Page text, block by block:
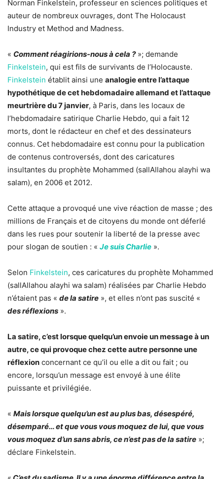
Norman Finkelstein, professeur en sciences politiques et
auteur de nombreux ouvrages, dont The Holocaust
Industry et Method and Madness.
« Comment réagirions-nous à cela ? »; demande
Finkelstein, qui est fils de survivants de l’Holocauste.
Finkelstein établit ainsi une analogie entre l’attaque
hypothétique de cet hebdomadaire allemand et l’attaque
meurtrière du 7 janvier, à Paris, dans les locaux de
l’hebdomadaire satirique Charlie Hebdo, qui a fait 12
morts, dont le rédacteur en chef et des dessinateurs
connus. Cet hebdomadaire est connu pour la publication
de contenus controversés, dont des caricatures
insultantes du prophète Mohammed (sallAllahou alayhi wa
salam), en 2006 et 2012.
Cette attaque a provoqué une vive réaction de masse ; des
millions de Français et de citoyens du monde ont déferlé
dans les rues pour soutenir la liberté de la presse avec
pour slogan de soutien : « Je suis Charlie ».
Selon Finkelstein, ces caricatures du prophète Mohammed
(sallAllahou alayhi wa salam) réalisées par Charlie Hebdo
n’étaient pas « de la satire », et elles n’ont pas suscité «
des réflexions ».
La satire, c’est lorsque quelqu’un envoie un message à un
autre, ce qui provoque chez cette autre personne une
réflexion concernant ce qu’il ou elle a dit ou fait ; ou
encore, lorsqu’un message est envoyé à une élite
puissante et privilégiée.
« Mais lorsque quelqu’un est au plus bas, désespéré,
désemparé… et que vous vous moquez de lui, que vous
vous moquez d’un sans abris, ce n’est pas de la satire »;
déclare Finkelstein.